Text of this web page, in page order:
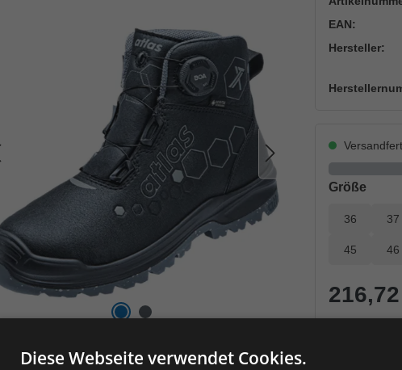
Hersteller:
EAN:
Größe
36 37
45 46
Diese Webseite verwendet Cookies.